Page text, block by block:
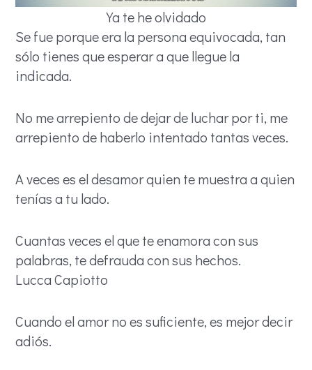
Ya te he olvidado
Se fue porque era la persona equivocada, tan
sólo tienes que esperar a que llegue la
indicada.
No me arrepiento de dejar de luchar por ti, me
arrepiento de haberlo intentado tantas veces.
A veces es el desamor quien te muestra a quien
tenías a tu lado.
Cuantas veces el que te enamora con sus
palabras, te defrauda con sus hechos.
Lucca Capiotto
Cuando el amor no es suficiente, es mejor decir
adiós.